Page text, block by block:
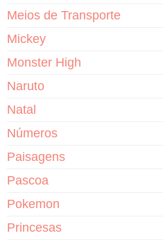
Meios de Transporte
Mickey
Monster High
Naruto
Natal
Números
Paisagens
Pascoa
Pokemon
Princesas